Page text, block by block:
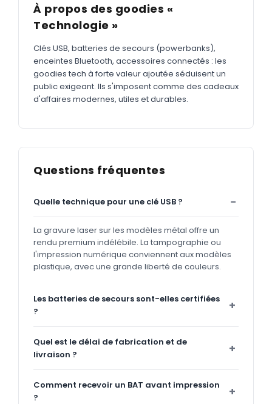
À propos des goodies «
Technologie »
Clés USB, batteries de secours (powerbanks),
enceintes Bluetooth, accessoires connectés : les
goodies tech à forte valeur ajoutée séduisent un
public exigeant. Ils s'imposent comme des cadeaux
d'affaires modernes, utiles et durables.
Questions fréquentes
Quelle technique pour une clé USB ?
La gravure laser sur les modèles métal offre un
rendu premium indélébile. La tampographie ou
l'impression numérique conviennent aux modèles
plastique, avec une grande liberté de couleurs.
Les batteries de secours sont-elles certifiées
?
Quel est le délai de fabrication et de
livraison ?
Comment recevoir un BAT avant impression
?